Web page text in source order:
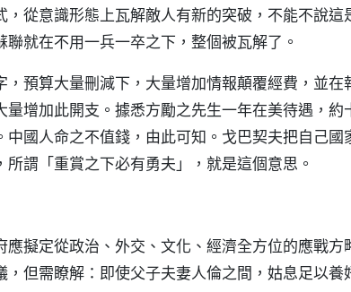
從意識形態上瓦解敵人有新的突破，不能不說這
就在不用一兵一卒之下，整個被瓦解了。
預算大量刪減下，大量增加情報顛覆經費，並在
增加此開支。據悉方勵之先生一年在美待遇，約
國人命之不值錢，由此可知。戈巴契夫把自己國
謂「重賞之下必有勇夫」，就是這個意思。
擬定從政治、外交、文化、經濟全方位的應戰方
但需瞭解：即使父子夫妻人倫之間，姑息足以養